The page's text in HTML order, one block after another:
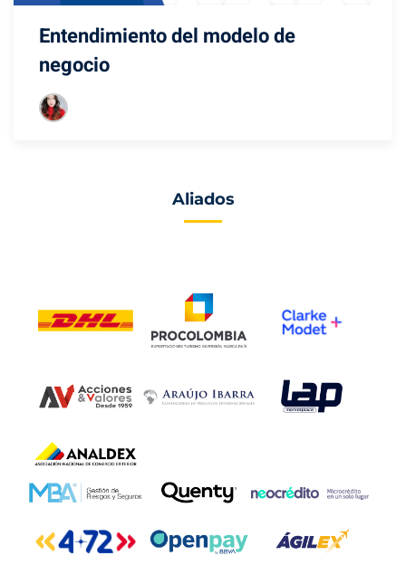
Entendimiento del modelo de
negocio
Aliados